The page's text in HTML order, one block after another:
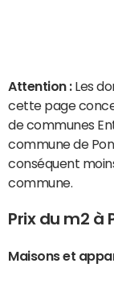
Attention : Les
cette page
de communes
commune de
conséquent
commune.
Prix du m2 à
Maisons et